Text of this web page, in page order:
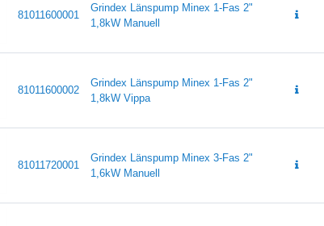
81011600001
Grindex Länspump Minex 1-Fas 2"
1,8kW Manuell
81011600002
Grindex Länspump Minex 1-Fas 2"
1,8kW Vippa
81011720001
Grindex Länspump Minex 3-Fas 2"
1,6kW Manuell